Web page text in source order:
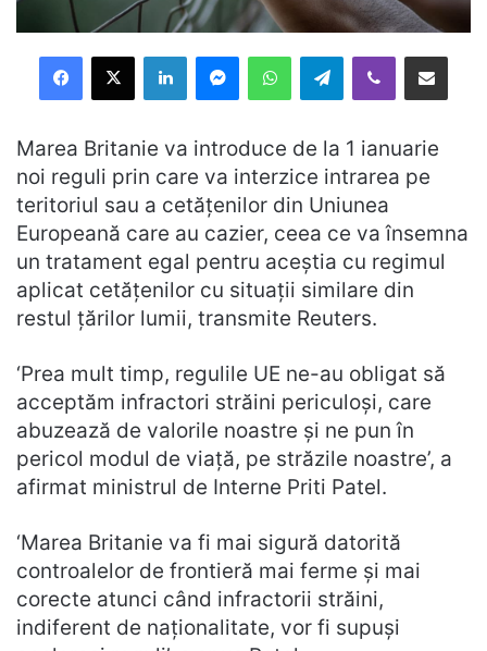
Facebook
X LinkedInMessengerWhatsAppTelegramViber Distribuie prin mail
Marea Britanie va introduce de la 1 ianuarie
noi reguli prin care va interzice intrarea pe
teritoriul sau a cetățenilor din Uniunea
Europeană care au cazier, ceea ce va însemna
un tratament egal pentru aceștia cu regimul
aplicat cetățenilor cu situații similare din
restul țărilor lumii, transmite Reuters.
‘Prea mult timp, regulile UE ne-au obligat să
acceptăm infractori străini periculoși, care
abuzează de valorile noastre și ne pun în
pericol modul de viață, pe străzile noastre’, a
afirmat ministrul de Interne Priti Patel.
‘Marea Britanie va fi mai sigură datorită
controalelor de frontieră mai ferme și mai
corecte atunci când infractorii străini,
indiferent de naționalitate, vor fi supuși